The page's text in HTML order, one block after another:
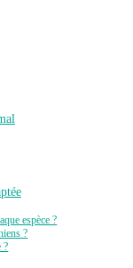
espèce ?
?
?